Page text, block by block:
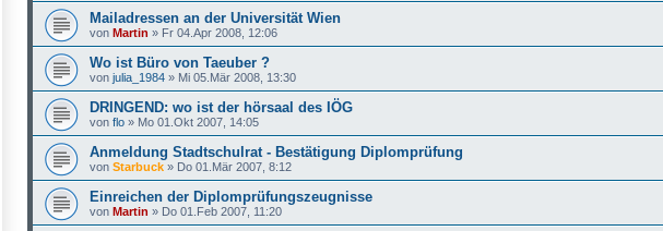
Mailadressen an der Universität Wien
von Martin » Fr 04.Apr 2008, 12:06
Wo ist Büro von Taeuber ?
von julia_1984 » Mi 05.Mär 2008, 13:30
DRINGEND: wo ist der hörsaal des IÖG
von flo » Mo 01.Okt 2007, 14:05
Anmeldung Stadtschulrat - Bestätigung Diplomprüfung
von Starbuck » Do 01.Mär 2007, 8:12
Einreichen der Diplomprüfungszeugnisse
von Martin » Do 01.Feb 2007, 11:20